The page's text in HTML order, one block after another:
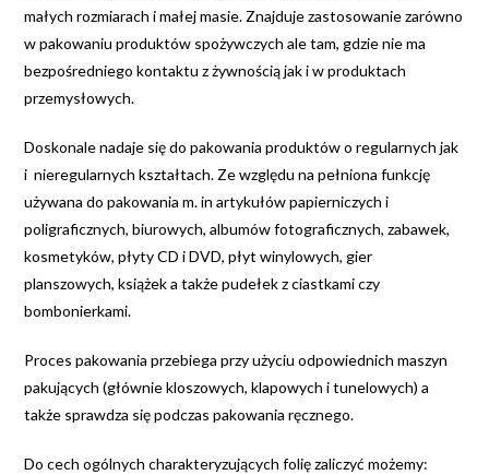
małych rozmiarach i małej masie. Znajduje zastosowanie zarówno
w pakowaniu produktów spożywczych ale tam, gdzie nie ma
bezpośredniego kontaktu z żywnością jak i w produktach
przemysłowych.
Doskonale nadaje się do pakowania produktów o regularnych jak
i nieregularnych kształtach. Ze względu na pełniona funkcję
używana do pakowania m. in artykułów papierniczych i
poligraficznych, biurowych, albumów fotograficznych, zabawek,
kosmetyków, płyty CD i DVD, płyt winylowych, gier
planszowych, książek a także pudełek z ciastkami czy
bombonierkami.
Proces pakowania przebiega przy użyciu odpowiednich maszyn
pakujących (głównie kloszowych, klapowych i tunelowych) a
także sprawdza się podczas pakowania ręcznego.
Do cech ogólnych charakteryzujących folię zaliczyć możemy: